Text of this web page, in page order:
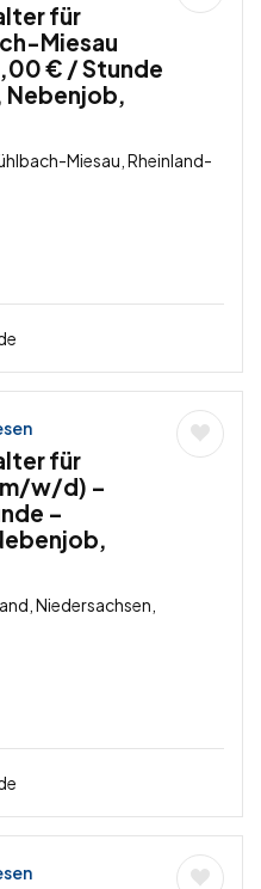
für
Miesau
€ / Stunde
Nebenjob,
Miesau, Rheinland-
für
w/d) –
–
Niedersachsen,